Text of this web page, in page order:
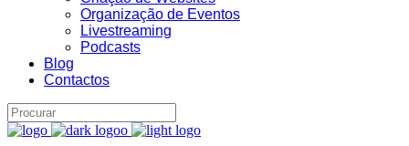
Organização de Eventos
Livestreaming
Podcasts
Blog
Contactos